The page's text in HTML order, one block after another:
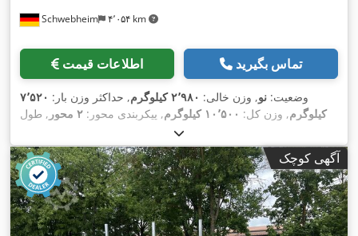
Schwebheim ۴٬۰۵۴ km
اطلاعات قیمت تماس بگیرید
وضعیت: نو, وزن خالی: ۲٬۹۸۰ کیلوگرم , حداکثر وزن بار: ۷٬۵۲۰
کیلوگرم, وزن کل: ۱۰٬۵۰۰ کیلوگرم , پیکربندی محور: ۲ محور
, طول
میلی‌متر, سیستم تعلیق:هوا, سایز تایر: 235/75 R 17,5, فاصله بین
دو محور:۹۹۰ میلی‌متر , رنگ:دیگر, نوع چرخ‌دنده:دیگر, اندازه
لاستیک جلو:235/75 R 17,5 , سایز تایر عقب:235/75 R 17,5, کابین
راننده:دیگر, کلاس انتشار:هیچ, سوخت:زیست‌دیزل, تجهیزات:
اِی‌بی‌اِس‎, ترمز بادی تحت فشار,
آگهی کوچک